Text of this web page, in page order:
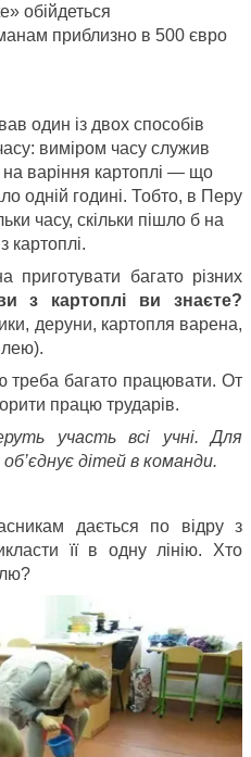
обійдеться
приблизно в 500 євро
один із двох способів
виміром часу служив
варіння картоплі — що
одній годині. Тобто, в Перу
часу, скільки пішло б на
картоплі.
приготувати багато різних
з картоплі ви знаєте?
деруни, картопля варена,
треба багато працювати. От
працю трударів.
участь всі учні. Для
дітей в команди.
дається по відру з
її в одну лінію. Хто